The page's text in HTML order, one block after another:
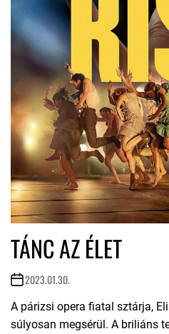
TÁNC AZ ÉLET
2023.01.30.
A párizsi opera fiatal sztárja,
súlyosan megsérül. A briliáns